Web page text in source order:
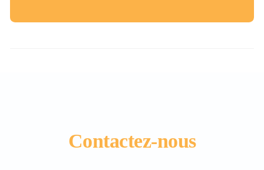
Contactez-nous